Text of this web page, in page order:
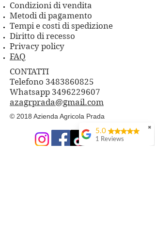
Condizioni di vendita
Metodi di pagamento
Tempi e costi di spedizione
Diritto di recesso
Privacy policy
FAQ
CONTATTI
Telefono 3483860825
Whatsapp 3496229607
azagrprada@gmail.com
© 2018 Azienda Agricola Prada
✖
5.0
1 Reviews